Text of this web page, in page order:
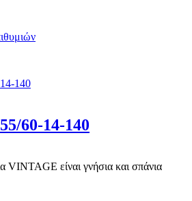
60-14-140
VINTAGE είναι γνήσια και σπάνια